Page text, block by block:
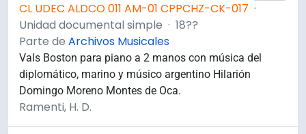
CL UDEC ALDCO 011 AM-01 CPPCHZ-CK-017 ·
Unidad documental simple · 18??
Parte de Archivos Musicales
Vals Boston para piano a 2 manos con música del
diplomático, marino y músico argentino Hilarión
Domingo Moreno Montes de Oca.
Ramenti, H. D.